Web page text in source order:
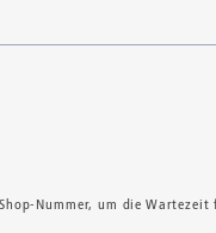
Nummer, um die